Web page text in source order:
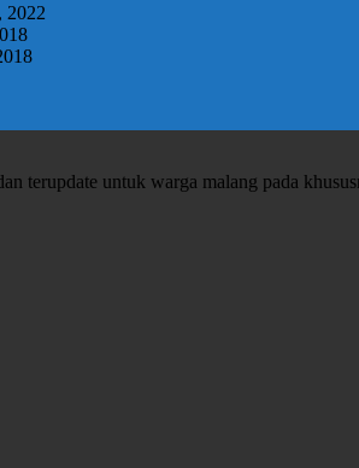
2022
terupdate untuk warga malang pada